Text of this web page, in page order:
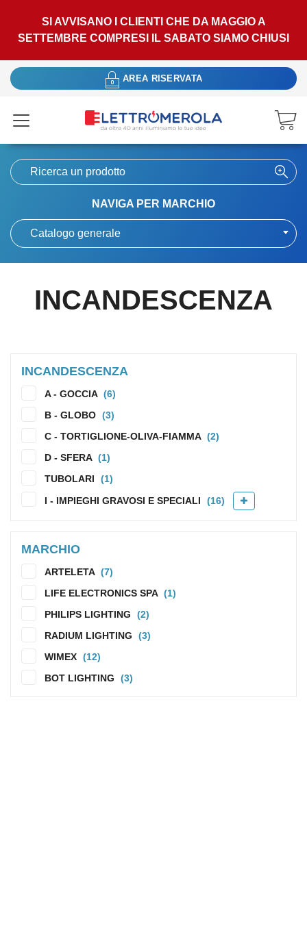
SI AVVISANO I CLIENTI CHE DA MAGGIO A
SETTEMBRE COMPRESI IL SABATO SIAMO CHIUSI
AREA RISERVATA
NAVIGA PER MARCHIO
Catalogo generale
INCANDESCENZA
INCANDESCENZA
A - GOCCIA (6)
B - GLOBO (3)
C - TORTIGLIONE-OLIVA-FIAMMA (2)
D - SFERA (1)
TUBOLARI (1)
I - IMPIEGHI GRAVOSI E SPECIALI (16)
MARCHIO
ARTELETA (7)
LIFE ELECTRONICS SPA (1)
PHILIPS LIGHTING (2)
RADIUM LIGHTING (3)
WIMEX (12)
BOT LIGHTING (3)